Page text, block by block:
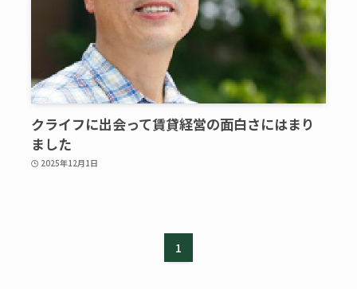
クライフに出会って賃貸経営の面白さにはまり
ました
2025年12月1日
1